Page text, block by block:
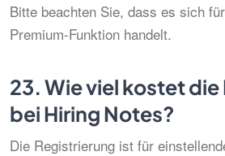
Bitte beachten Sie, dass es sich
Premium-Funktion handelt.
23.Wie viel kostet
bei Hiring Notes?
Die Registrierung ist für